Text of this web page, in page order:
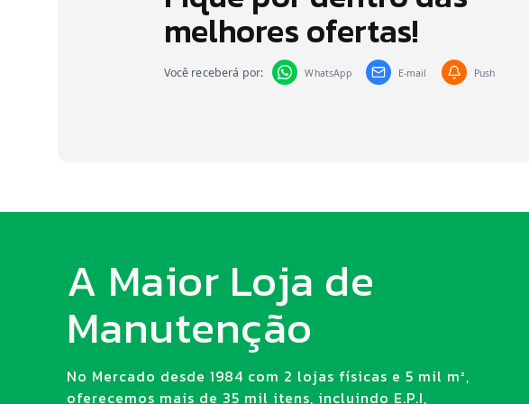
melhores ofertas!
Você receberá por: WhatsApp E-mail Push
A Maior Loja de
Manutenção
No Mercado desde 1984 com 2 lojas físicas e 5 mil m²,
oferecemos mais de 35 mil itens, incluindo E.P.I,